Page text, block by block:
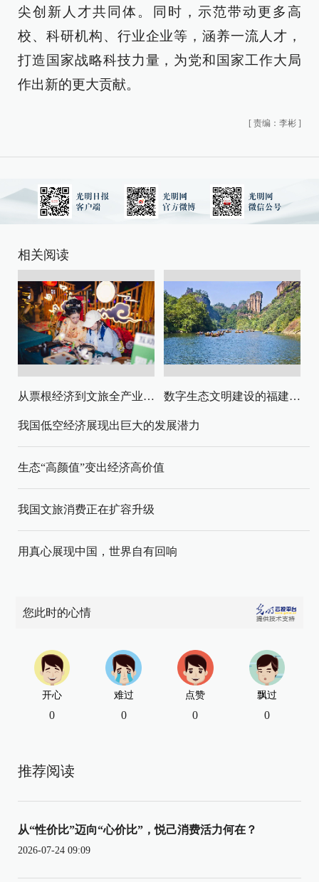
尖创新人才共同体。同时，示范带动更多高
校、科研机构、行业企业等，涵养一流人才，
打造国家战略科技力量，为党和国家工作大局
作出新的更大贡献。
[ 责编：李彬 ]
相关阅读
从票根经济到文旅全产业链升级 数字生态文明建设的福建路径与启示
我国低空经济展现出巨大的发展潜力
生态“高颜值”变出经济高价值
我国文旅消费正在扩容升级
用真心展现中国，世界自有回响
您此时的心情
开心
0
难过
0
点赞
0
飘过
0
推荐阅读
从“性价比”迈向“心价比”，悦己消费活力何在？
2026-07-24 09:09